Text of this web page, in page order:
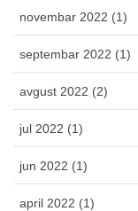
novembar 2022 (1)
septembar 2022 (1)
avgust 2022 (2)
jul 2022 (1)
jun 2022 (1)
april 2022 (1)